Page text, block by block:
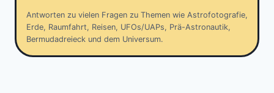
Antworten zu vielen Fragen zu Themen wie Astrofotografie,
Erde, Raumfahrt, Reisen, UFOs/UAPs, Prä-Astronautik,
Bermudadreieck und dem Universum.